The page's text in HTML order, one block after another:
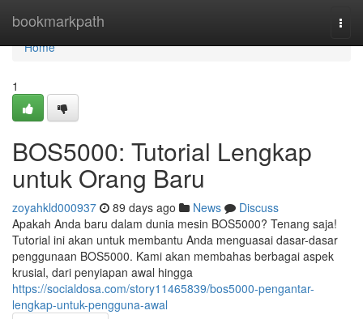
bookmarkpath
Home
Home
1
BOS5000: Tutorial Lengkap
untuk Orang Baru
zoyahkld000937 89 days ago News
Discuss
Apakah Anda baru dalam dunia mesin BOS5000? Tenang saja!
Tutorial ini akan untuk membantu Anda menguasai dasar-dasar
penggunaan BOS5000. Kami akan membahas berbagai aspek
krusial, dari penyiapan awal hingga
https://socialdosa.com/story11465839/bos5000-pengantar-
lengkap-untuk-pengguna-awal